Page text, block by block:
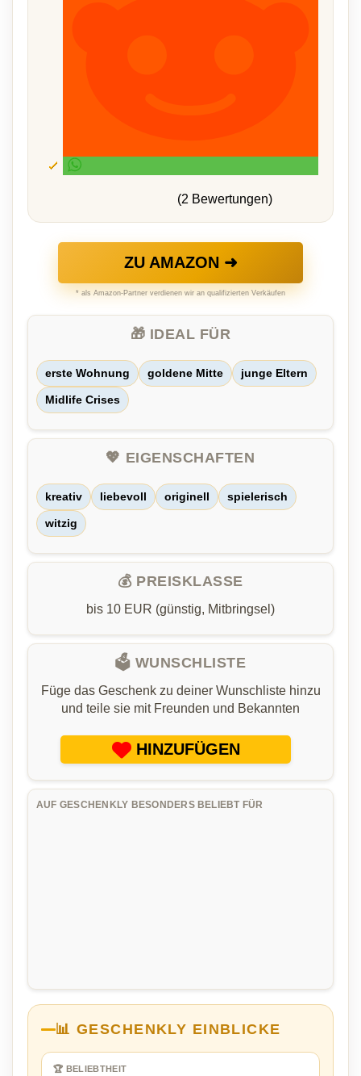
(2 Bewertungen)
ZU AMAZON ➜
* als Amazon-Partner verdienen wir an qualifizierten Verkäufen
🎁 IDEAL FÜR
erste Wohnung goldene Mitte junge Eltern
Midlife Crises
💖 EIGENSCHAFTEN
kreativ liebevoll originell spielerisch
witzig
💰 PREISKLASSE
bis 10 EUR (günstig, Mitbringsel)
🗳️ WUNSCHLISTE
Füge das Geschenk zu deiner Wunschliste hinzu
und teile sie mit Freunden und Bekannten
HINZUFÜGEN
AUF GESCHENKLY BESONDERS BELIEBT FÜR
📊 GESCHENKLY EINBLICKE
🏆 BELIEBTHEIT